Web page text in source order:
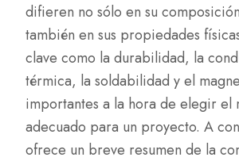
difieren no sólo en su
también en sus propiedades
clave como la durabilidad, la
térmica, la soldabilidad y el
importantes a la hora de elegir el
adecuado para un proyecto. A
ofrece un breve resumen de la